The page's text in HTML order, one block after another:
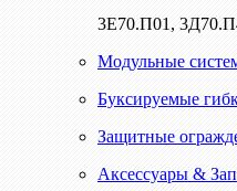
3Е70.П01,
Модульные
Буксируемые
Защитные
Аксессуары &